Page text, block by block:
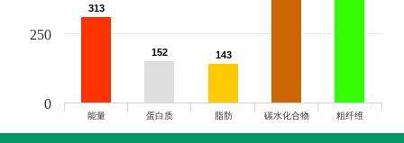
313
313
152
152 143
143
能量 蛋白质 脂肪 碳水化合物 粗纤维
0
250